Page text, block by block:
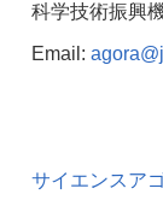
科学技術振興
Email:
サイエンスア